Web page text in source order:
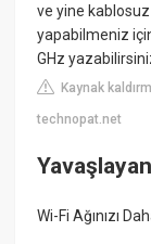
ve yine kablosuz
yapabilmeniz
GHz
Kaynak
technopat.net
Yavaşlayan
Wi-Fi Ağınızı